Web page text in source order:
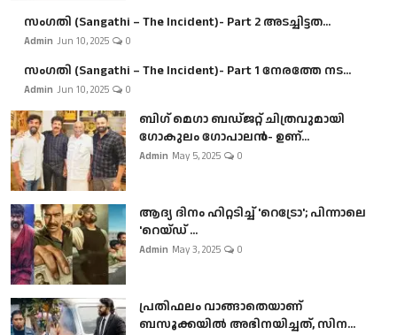
സംഗതി (Sangathi – The Incident)- Part 2 അടച്ചിട്ടത...
Admin Jun 10, 2025 0
സംഗതി (Sangathi – The Incident)- Part 1 നേരത്തേ നട...
Admin Jun 10, 2025 0
ബി​ഗ് മെഗാ ബഡ്ജറ്റ് ചിത്രവുമായി
ഗോകുലം ഗോപാലൻ- ഉണ്...
Admin May 5, 2025 0
ആദ്യ ദിനം ഹിറ്റടിച്ച് 'റെട്രോ'; പിന്നാലെ
'റെയ്ഡ് ...
Admin May 3, 2025 0
പ്രതിഫലം വാങ്ങാതെയാണ്
ബസൂക്കയില്‍ അഭിനയിച്ചത്, സിന...